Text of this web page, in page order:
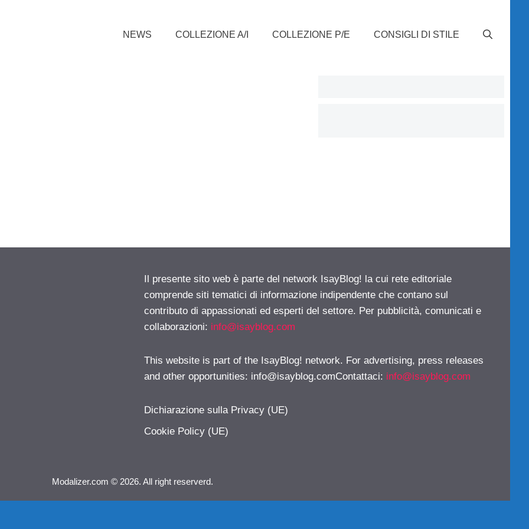
NEWS COLLEZIONE A/I COLLEZIONE P/E CONSIGLI DI STILE
Il presente sito web è parte del network IsayBlog! la cui rete editoriale
comprende siti tematici di informazione indipendente che contano sul
contributo di appassionati ed esperti del settore. Per pubblicità, comunicati e
collaborazioni: info@isayblog.com
This website is part of the IsayBlog! network. For advertising, press releases
and other opportunities: info@isayblog.comContattaci: info@isayblog.com
Dichiarazione sulla Privacy (UE)
Cookie Policy (UE)
Modalizer.com © 2026. All right reserverd.